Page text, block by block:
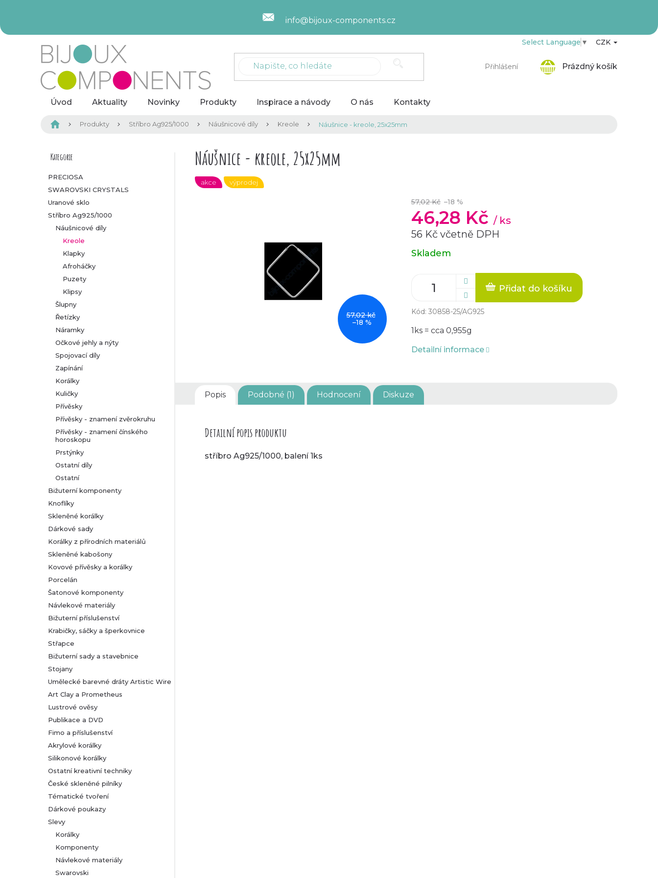
info@bijoux-components.cz
Přihlášení
Select Language ▼ CZK
Prázdný košík
Úvod Aktuality Novinky Produkty Inspirace a návody O nás Kontakty
Domů Produkty Stříbro Ag925/1000 Náušnicové díly Kreole Náušnice - kreole, 25x25mm
P
o
s
t
n
n
Přeskočit
Kategorie
PRECIOSA
SWAROVSKI CRYSTALS
Uranové sklo
Stříbro Ag925/1000
Náušnicové díly
Kreole
Klapky
Afroháčky
Puzety
Klipsy
Šlupny
Řetízky
Náramky
Očkové jehly a nýty
Spojovací díly
Zapínání
Korálky
Kuličky
Přívěsky
Přívěsky - znamení zvěrokruhu
Přívěsky - znamení čínského
horoskopu
Prstýnky
Ostatní díly
Ostatní
Bižuterní komponenty
Knoflíky
Skleněné korálky
Dárkové sady
Korálky z přírodních materiálů
Skleněné kabošony
Kovové přívěsky a korálky
Porcelán
Šatonové komponenty
Návlekové materiály
Bižuterní příslušenství
Krabičky, sáčky a šperkovnice
Střapce
Bižuterní sady a stavebnice
Stojany
Umělecké barevné dráty Artistic Wire
Art Clay a Prometheus
Lustrové ověsy
Publikace a DVD
Fimo a příslušenství
Akrylové korálky
Silikonové korálky
Ostatní kreativní techniky
České skleněné pilníky
Tématické tvoření
Dárkové poukazy
Slevy
Korálky
Komponenty
Návlekové materiály
Swarovski
Náušnice - kreole, 25x25mm
akce výprodej
57,02 kč
–18 %
57,02 Kč –18 %
46,28 Kč / ks
56 Kč včetně DPH
Měrná
cena:
Skladem
Přidat do košíku
Kód: 30858-25/AG925
1ks = cca 0,955g
Detailní informace
Popis Podobné (1) Hodnocení Diskuze
Detailní popis produktu
stříbro Ag925/1000, balení 1ks